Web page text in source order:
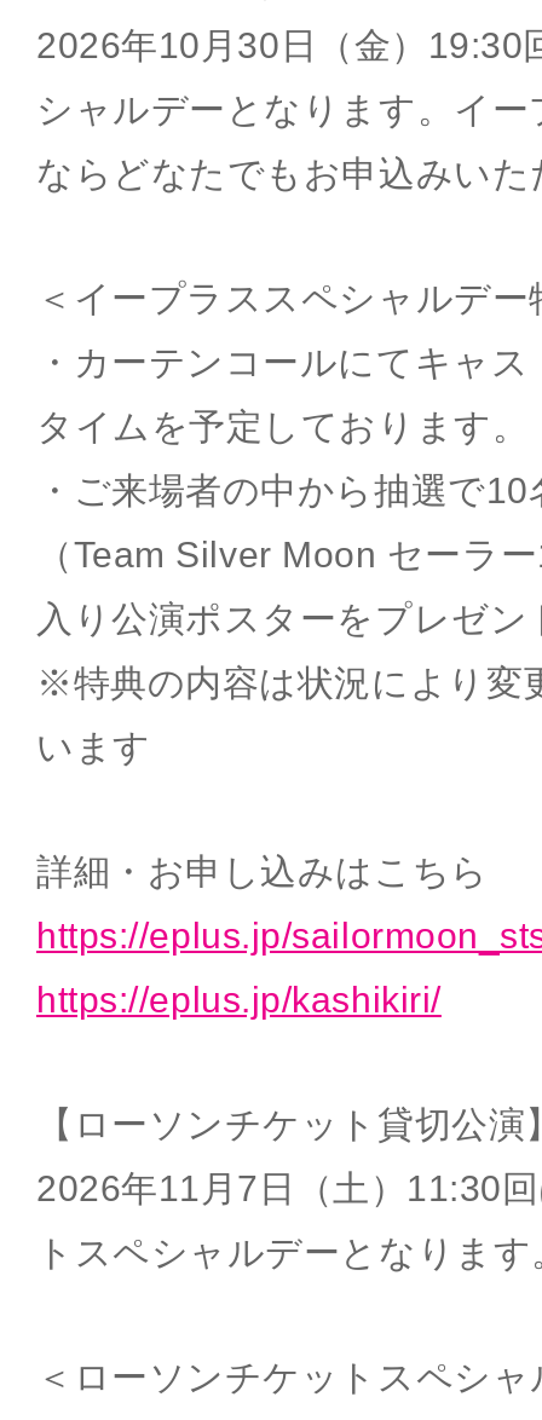
2026年10月30日（金）19:30
シャルデーとなります。イ
ならどなたでもお申込みいた
＜イープラススペシャルデー
・カーテンコールにてキャ
タイムを予定しております。
・ご来場者の中から抽選で
（Team Silver Moon セーラ
入り公演ポスターをプレゼ
※特典の内容は状況により変
います
詳細・お申し込みはこちら
https://eplus.jp/
https://eplus.jp/kashikiri/
【ローソンチケット貸切公演
2026年11月7日（土）11:30
トスペシャルデーとなります
＜ローソンチケットスペシ